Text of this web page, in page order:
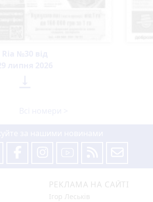
РЕКЛАМА НА САЙТІ
Ігор Леськів